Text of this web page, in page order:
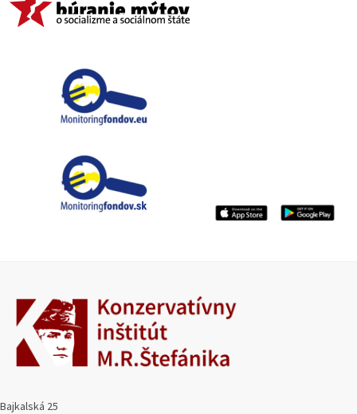
Bajkalská 25